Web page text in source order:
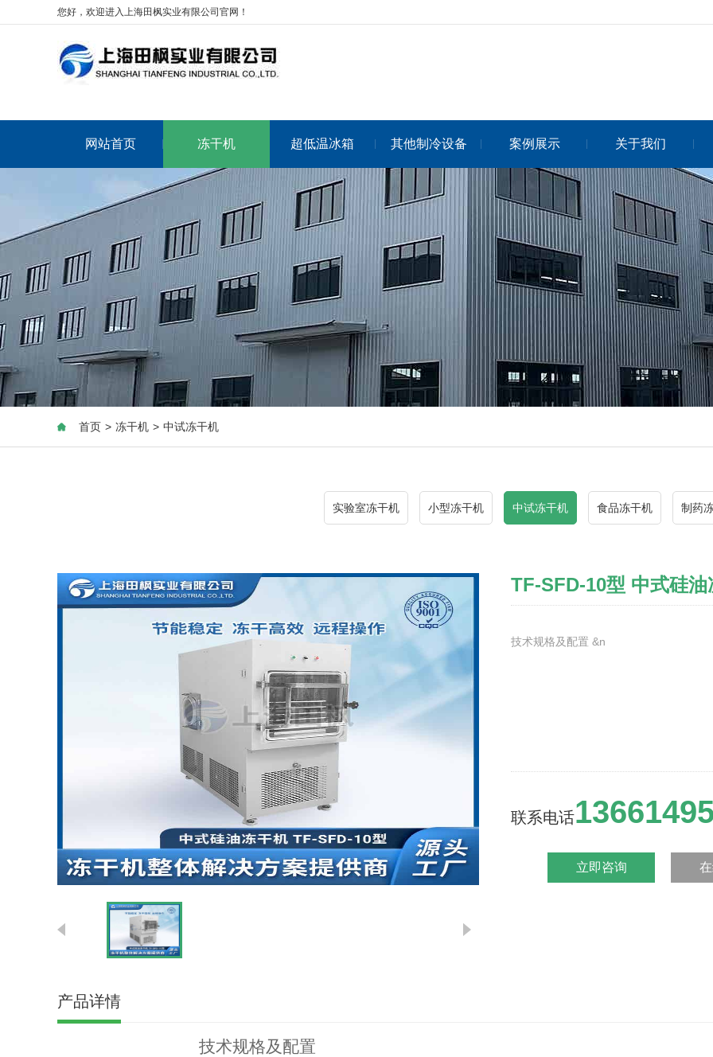
您好，欢迎进入上海田枫实业有限公司官网！
网站首页 冻干机 超低温冰箱 其他制冷设备 案例展示 关于我们
首页 > 冻干机 > 中试冻干机
实验室冻干机 小型冻干机 中试冻干机 食品冻干机 制药
TF-SFD-10型 中式硅油
技术规格及配置 &n
联系电话
立即咨询
产品详情
技术规格及配置